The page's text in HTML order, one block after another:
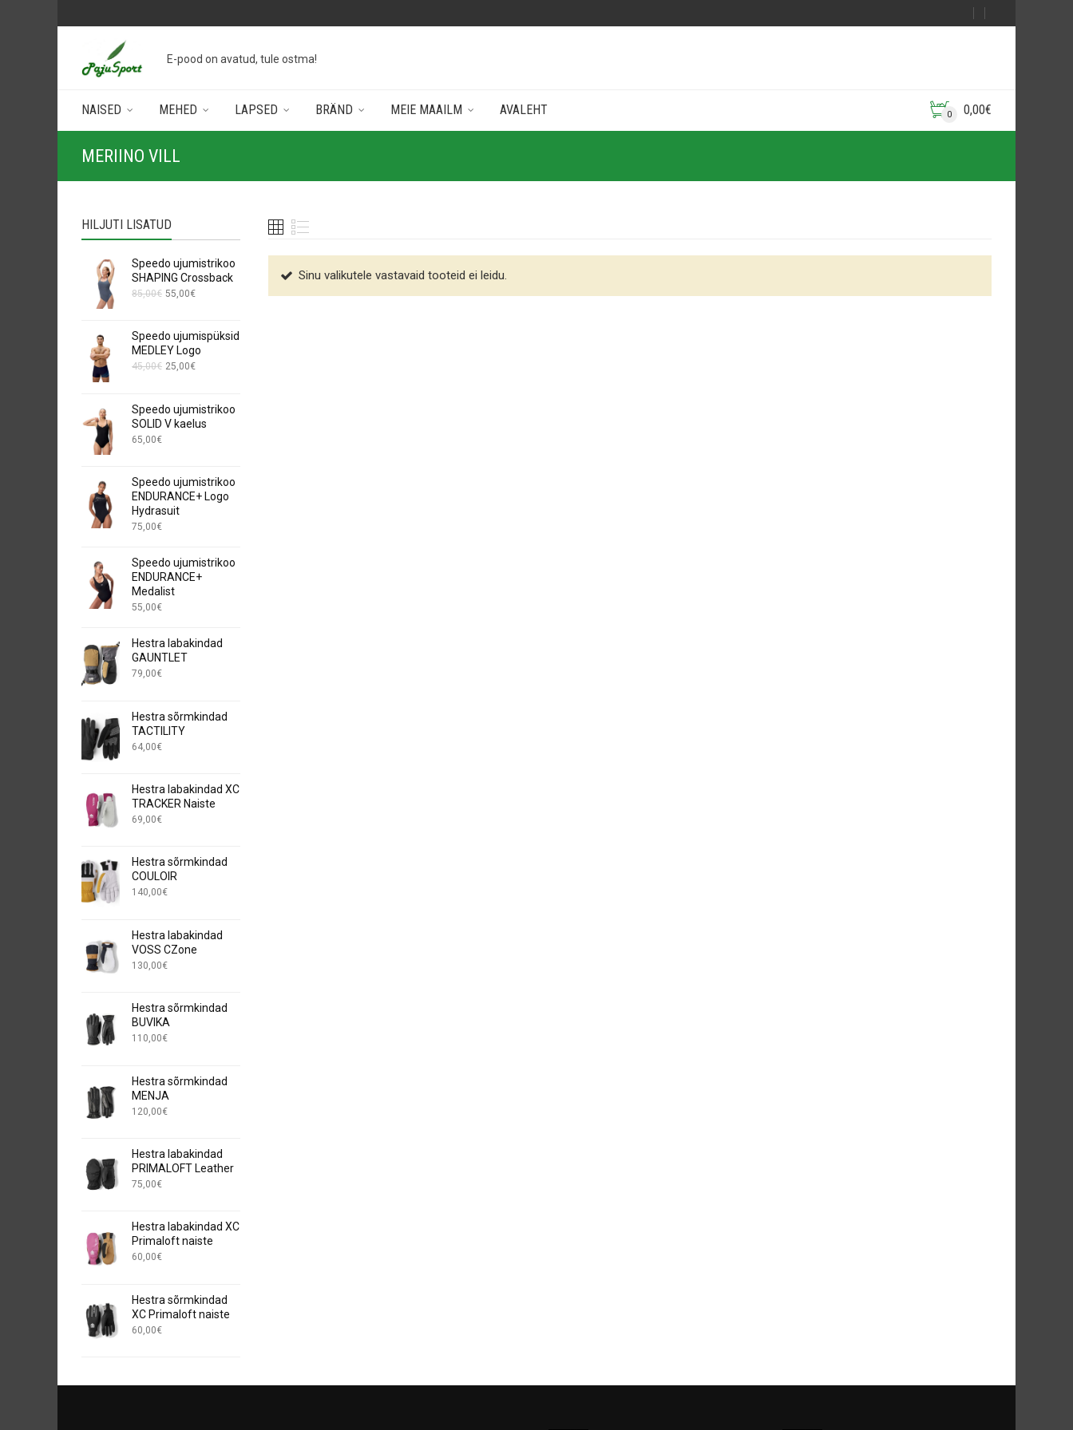
E-pood on avatud, tule ostma!
NAISED MEHED LAPSED BRÄND MEIE MAAILM AVALEHT 0 0,00€
MERIINO VILL
Sinu valikutele vastavaid tooteid ei leidu.
HILJUTI LISATUD
Speedo ujumistrikoo
SHAPING Crossback
85,00€ Algne
85,00€.
55,00€Current
55,00€.
Speedo ujumispüksid
MEDLEY Logo
45,00€ Algne
45,00€.
25,00€Current
25,00€.
Speedo ujumistrikoo
SOLID V kaelus
65,00€
Speedo ujumistrikoo
ENDURANCE+ Logo
Hydrasuit
75,00€
Speedo ujumistrikoo
ENDURANCE+
Medalist
55,00€
Hestra labakindad
GAUNTLET
79,00€
Hestra sõrmkindad
TACTILITY
64,00€
Hestra labakindad XC
TRACKER Naiste
69,00€
Hestra sõrmkindad
COULOIR
140,00€
Hestra labakindad
VOSS CZone
130,00€
Hestra sõrmkindad
BUVIKA
110,00€
Hestra sõrmkindad
MENJA
120,00€
Hestra labakindad
PRIMALOFT Leather
75,00€
Hestra labakindad XC
Primaloft naiste
60,00€
Hestra sõrmkindad
XC Primaloft naiste
60,00€